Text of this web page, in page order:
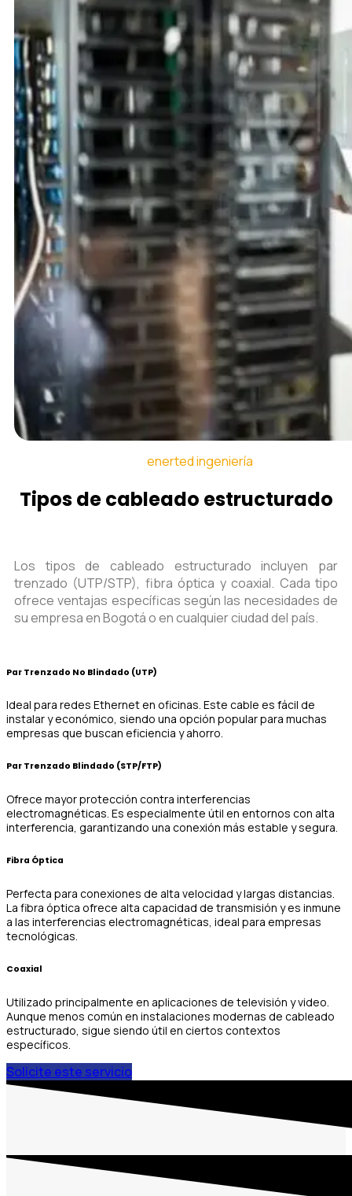
enerted ingeniería
Tipos de cableado estructurado
Los tipos de cableado estructurado incluyen par
trenzado (UTP/STP), fibra óptica y coaxial. Cada tipo
ofrece ventajas específicas según las necesidades de
su empresa en Bogotá o en cualquier ciudad del país.
Par Trenzado No Blindado (UTP)
Ideal para redes Ethernet en oficinas. Este cable es fácil de
instalar y económico, siendo una opción popular para muchas
empresas que buscan eficiencia y ahorro.
Par Trenzado Blindado (STP/FTP)
Ofrece mayor protección contra interferencias
electromagnéticas. Es especialmente útil en entornos con alta
interferencia, garantizando una conexión más estable y segura.
Fibra Óptica
Perfecta para conexiones de alta velocidad y largas distancias.
La fibra óptica ofrece alta capacidad de transmisión y es inmune
a las interferencias electromagnéticas, ideal para empresas
tecnológicas.
Coaxial
Utilizado principalmente en aplicaciones de televisión y video.
Aunque menos común en instalaciones modernas de cableado
estructurado, sigue siendo útil en ciertos contextos
específicos.
Solicite este servicio